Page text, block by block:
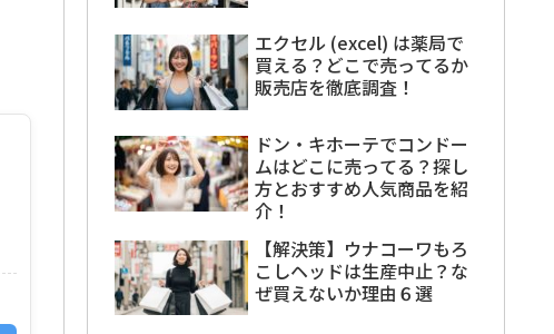
エクセル (excel) は薬局で
買える？どこで売ってるか
販売店を徹底調査！
ドン・キホーテでコンドー
ムはどこに売ってる？探し
方とおすすめ人気商品を紹
介！
【解決策】ウナコーワもろ
こしヘッドは生産中止？な
ぜ買えないか理由６選